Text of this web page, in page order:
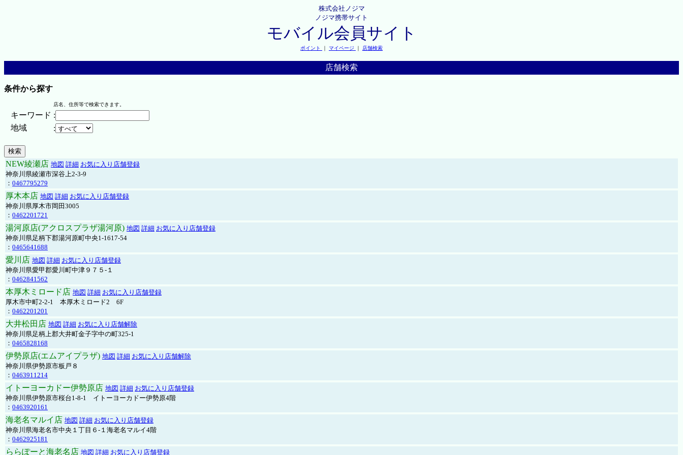
株式会社ノジマ
ノジマ携帯サイト
モバイル会員サイト
ポイント ｜ マイページ ｜ 店舗検索
店舗検索
条件から探す
店名、住所等で検索できます。
キーワード :
地域
:
NEW綾瀬店 地図 詳細 お気に入り店舗登録
神奈川県綾瀬市深谷上2-3-9
： 0467795279
厚木本店 地図 詳細 お気に入り店舗登録
神奈川県厚木市岡田3005
： 0462201721
湯河原店(アクロスプラザ湯河原) 地図 詳細 お気に入り店舗登録
神奈川県足柄下郡湯河原町中央1-1617-54
： 0465641688
愛川店 地図 詳細 お気に入り店舗登録
神奈川県愛甲郡愛川町中津９７５-１
： 0462841562
本厚木ミロード店 地図 詳細 お気に入り店舗登録
厚木市中町2-2-1 本厚木ミロード2 6F
： 0462201201
大井松田店 地図 詳細 お気に入り店舗解除
神奈川県足柄上郡大井町金子字中の町325-1
： 0465828168
伊勢原店(エムアイプラザ) 地図 詳細 お気に入り店舗解除
神奈川県伊勢原市板戸８
： 0463911214
イトーヨーカドー伊勢原店 地図 詳細 お気に入り店舗登録
神奈川県伊勢原市桜台1-8-1 イトーヨーカドー伊勢原4階
： 0463920161
海老名マルイ店 地図 詳細 お気に入り店舗登録
神奈川県海老名市中央１丁目６-１海老名マルイ4階
： 0462925181
ららぽーと海老名店 地図 詳細 お気に入り店舗登録